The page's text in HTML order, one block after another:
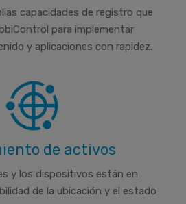
capacidades de registro que
para implementar
y aplicaciones con rapidez.
de activos
y los dispositivos están en
de la ubicación y el estado